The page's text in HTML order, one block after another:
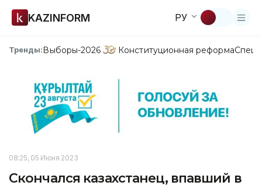
KAZINFORM РУ
Тренды:Выборы-2026 Конституционная реформа
08:25, 05 Июня 2023
Скончался казахстанец, впавший в